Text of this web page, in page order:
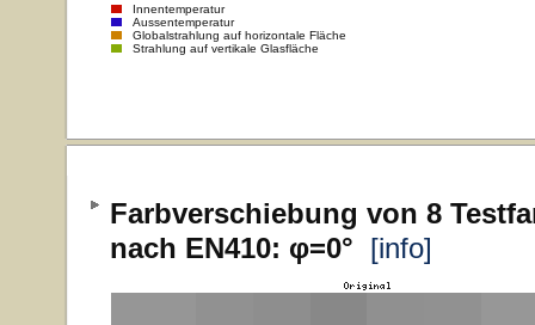
Innentemperatur
Aussentemperatur
Globalstrahlung auf horizontale Fläche
Strahlung auf vertikale Glasfläche
Farbverschiebung von 8
nach EN410: φ=0° [info]